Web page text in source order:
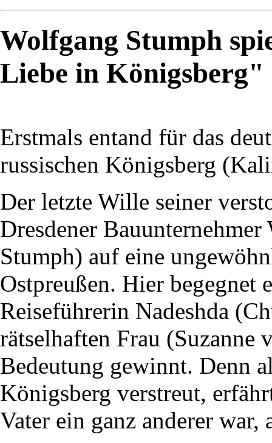
Wolfgang Stumph
Liebe in Königsberg"
Erstmals entand für das
russischen Königsberg
Der letzte Wille seiner
Dresdener
Stumph) auf eine
Ostpreußen. Hier begegnet
Reiseführerin Nadeshda
rätselhaften Frau
Bedeutung gewinnt. Denn
Königsberg verstreut,
Vater ein ganz anderer war,